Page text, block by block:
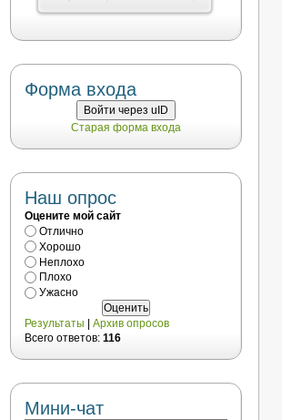
Форма входа
Войти через uID
Старая форма входа
Наш опрос
Оцените мой сайт
Отлично
Хорошо
Неплохо
Плохо
Ужасно
Результаты
Архив опросов
Всего ответов: 116
Мини-чат